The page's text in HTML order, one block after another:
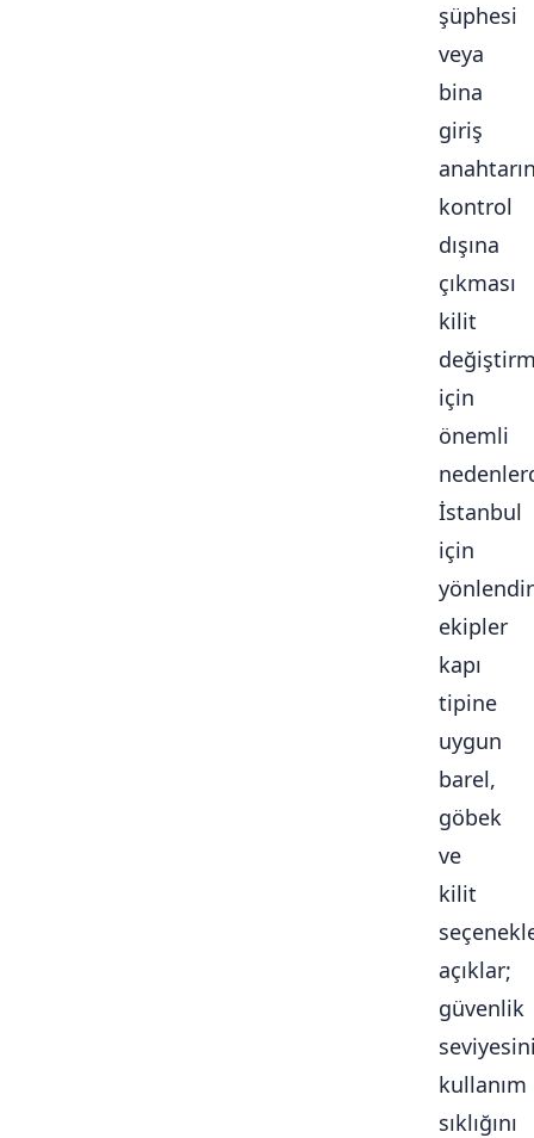
şüphesi
veya
bina
giriş
kontrol
dışına
çıkması
kilit
için
önemli
İstanbul
için
ekipler
kapı
tipine
uygun
barel,
göbek
ve
kilit
açıklar;
güvenlik
kullanım
sıklığını